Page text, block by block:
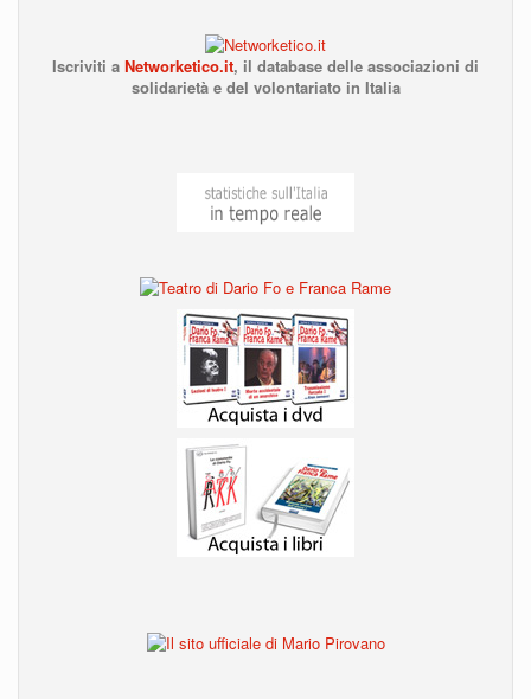
Iscriviti a Networketico.it, il database delle associazioni di
solidarietà e del volontariato in Italia